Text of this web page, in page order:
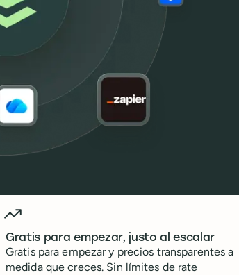
Gratis para empezar, justo al escalar
Gratis para empezar y precios transparentes a
medida que creces. Sin límites de rate